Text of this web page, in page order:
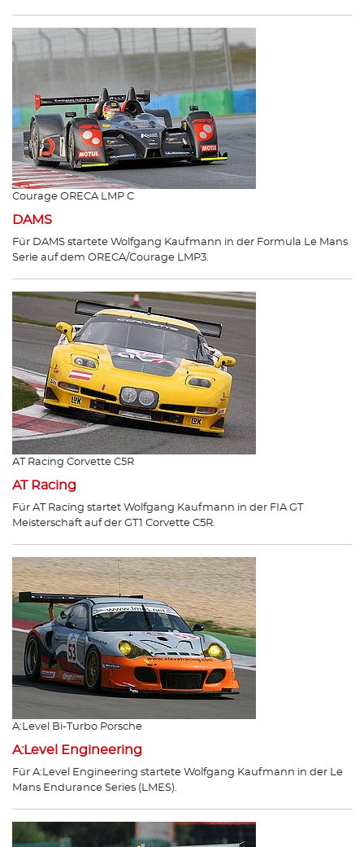
Courage ORECA LMP C
DAMS
Für DAMS startete Wolfgang Kaufmann in der Formula Le Mans
Serie auf dem ORECA/Courage LMP3.
AT Racing Corvette C5R
AT Racing
Für AT Racing startet Wolfgang Kaufmann in der FIA GT
Meisterschaft auf der GT1 Corvette C5R.
A:Level Bi-Turbo Porsche
A:Level Engineering
Für A:Level Engineering startete Wolfgang Kaufmann in der Le
Mans Endurance Series (LMES).